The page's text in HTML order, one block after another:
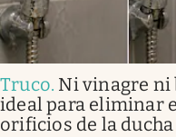
Truco. Ni vinagre ni
ideal para eliminar
orificios de la